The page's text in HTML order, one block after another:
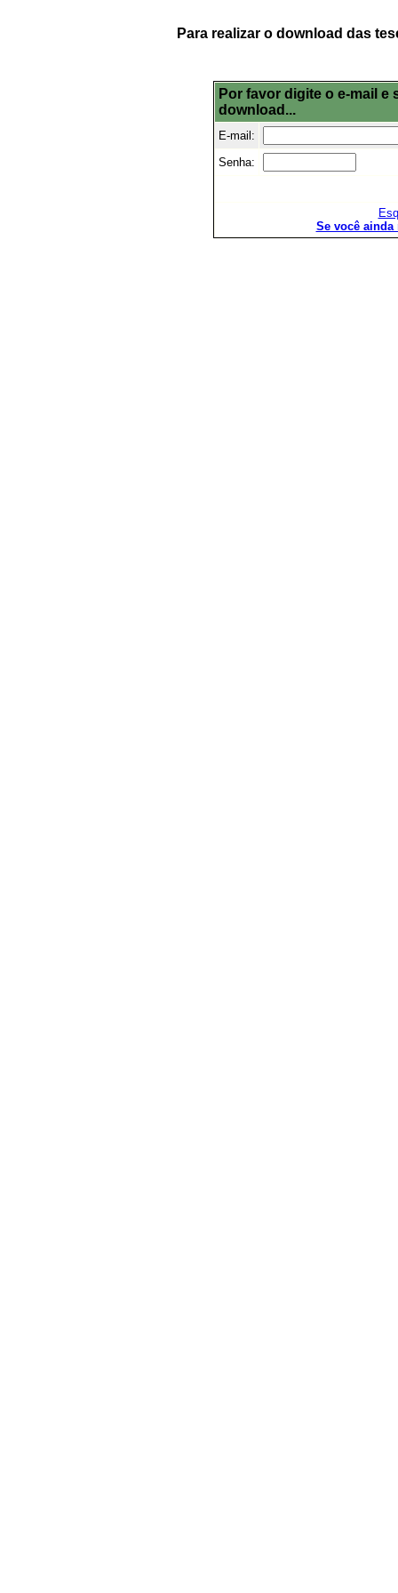
Para realizar o download das
Por favor digite o e-mail
download...
E-mail:
Senha:
Se você